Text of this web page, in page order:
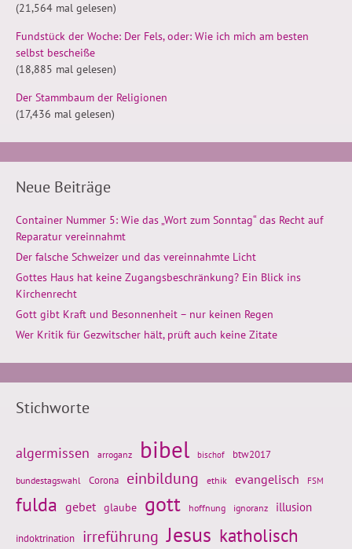
(21,564 mal gelesen)
Fundstück der Woche: Der Fels, oder: Wie ich mich am besten
selbst bescheiße
(18,885 mal gelesen)
Der Stammbaum der Religionen
(17,436 mal gelesen)
Neue Beiträge
Container Nummer 5: Wie das „Wort zum Sonntag“ das Recht auf
Reparatur vereinnahmt
Der falsche Schweizer und das vereinnahmte Licht
Gottes Haus hat keine Zugangsbeschränkung? Ein Blick ins
Kirchenrecht
Gott gibt Kraft und Besonnenheit – nur keinen Regen
Wer Kritik für Gezwitscher hält, prüft auch keine Zitate
Stichworte
algermissen arroganz bibel bischof btw2017
bundestagswahl Corona einbildung ethik evangelisch FSM
fulda gebet glaube gott hoffnung ignoranz illusion
indoktrination irreführung Jesus katholisch